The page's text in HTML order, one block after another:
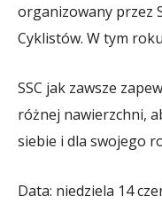
organizowany przez
Cyklistów. W tym
SSC jak zawsze
różnej nawierzchni,
siebie i dla swojego
Data: niedziela 14